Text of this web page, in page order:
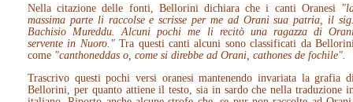
Nella citazione delle fonti, Bellorini dichiara che i canti Oranesi
massima parte li raccolse e scrisse per me ad Orani sua patria, il
Bachisio Mureddu. Alcuni pochi me li recitò una ragazza di
servente in Nuoro."Tra questi canti alcuni sono classificati da
come "canthoneddas o, come si direbbe ad Orani, cathones de fochile".
Trascrivo questi pochi versi oranesi mantenendo invariata la grafia
Bellorini, per quanto attiene il testo, sia in sardo che nella traduzione